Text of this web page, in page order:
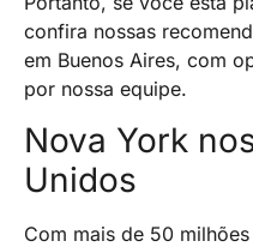
confira nossas
em Buenos Aires, com
por nossa equipe.
Nova York
Unidos
Com mais de 50